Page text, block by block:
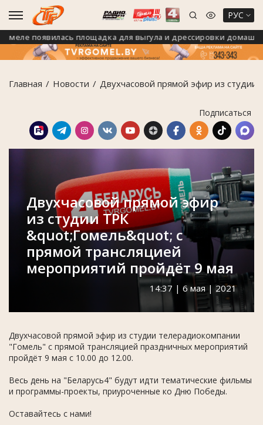
РУС
появилась площадка для выгула и дрессировки домашних
Главная Новости Двухчасовой прямой эфир из
Подписаться
Двухчасовой прямой эфир
из студии ТРК
&quot;Гомель&quot; с
прямой трансляцией
мероприятий пройдёт 9 мая
14:37 | 6 мая | 2021
Двухчасовой прямой эфир из студии телерадиокомпании
"Гомель" с прямой трансляцией праздничных мероприятий
пройдёт 9 мая с 10.00 до 12.00.
Весь день на "Беларусь4" будут идти тематические фильмы
и программы-проекты, приуроченные ко Дню Победы.
Оставайтесь с нами!